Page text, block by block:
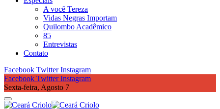
A você Tereza
Vidas Negras Importam
Quilombo Acadêmico
85
Entrevistas
Contato
Facebook Twitter Instagram
Facebook Twitter Instagram
Sexta-feira, Agosto 7